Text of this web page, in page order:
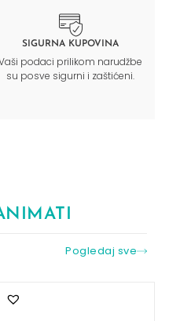
SIGURNA KUPOVINA
podaci prilikom narudžbe
su posve sigurni i zaštićeni.
Pogledaj sve